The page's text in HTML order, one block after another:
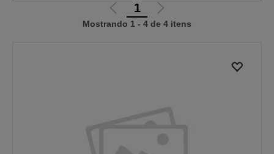
Ir
para
1
Ir
para
Mostrando 1 - 4 de 4 itens